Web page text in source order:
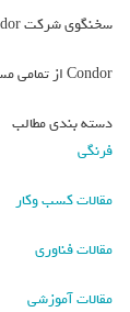
سخنگوی شرکت Condor با تأیید جزئیات اتفاق گفت: «در تمام طول پرواز، از مسافران پذیرایی شد. ما صمیمانه از مسافران عذرخواهی می‌کنیم.»
Condor از تمامی مسافران خواسته با بخش خدمات مشتریان تماس بگیرند تا گزینه‌های بازپرداخت هزینه یا رزرو مجدد بررسی شود.
دسته بندی مطالب
فرنگی
مقالات کسب وکار
مقالات فناوری
مقالات آموزشی